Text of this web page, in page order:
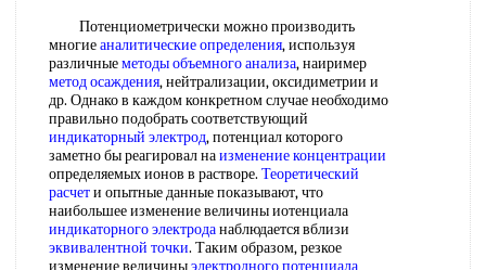
Потенциометрически можно производить
многиеаналитические определения, используя
различныеметоды объемного анализа, наиример
метод осаждения, нейтрализации, оксидиметрии и
др. Однако в каждом конкретном случае необходимо
правильно подобрать соответствующий
индикаторный электрод, потенциал которого
заметно бы реагировал наизменение концентрации
определяемых ионов в растворе. Теоретический
расчети опытные данные показывают, что
наибольшее изменение величины иотенциала
индикаторного электроданаблюдается вблизи
эквивалентной точки. Таким образом, резкое
изменение величиныэлектродного потенциала